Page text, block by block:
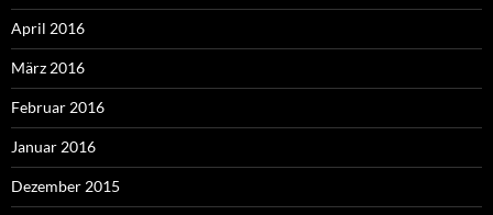
April 2016
März 2016
Februar 2016
Januar 2016
Dezember 2015